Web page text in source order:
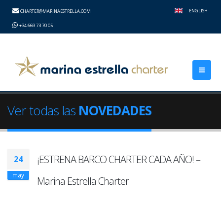
CHARTER@MARINAESTRELLA.COM
+34 669 73 70 05
ENGLISH
Ver todas las NOVEDADES
24
may
¡ESTRENA BARCO CHARTER CADA AÑO! –
Marina Estrella Charter